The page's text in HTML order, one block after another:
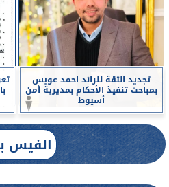
تجديد الثقة للرائد احمد عويس
بمباحث تنفيذ الأحكام بمديرية أمن
أسيوط
الفيس